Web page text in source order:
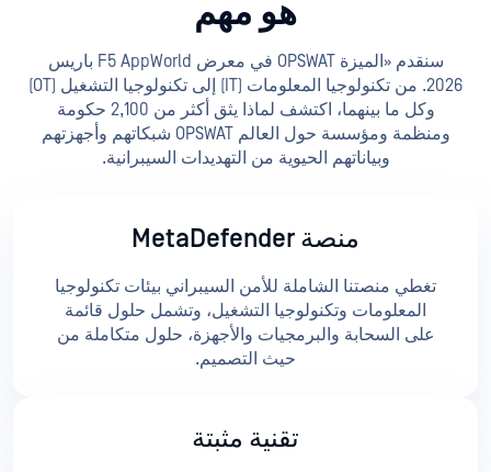
هو مهم
سنقدم «الميزة OPSWAT في معرض F5 AppWorld باريس
2026. من تكنولوجيا المعلومات (IT) إلى تكنولوجيا التشغيل (OT)
وكل ما بينهما، اكتشف لماذا يثق أكثر من 2,100 حكومة
ومنظمة ومؤسسة حول العالم OPSWAT شبكاتهم وأجهزتهم
وبياناتهم الحيوية من التهديدات السيبرانية.
منصة MetaDefender
تغطي منصتنا الشاملة للأمن السيبراني بيئات تكنولوجيا
المعلومات وتكنولوجيا التشغيل، وتشمل حلول قائمة
على السحابة والبرمجيات والأجهزة، حلول متكاملة من
حيث التصميم.
تقنية مثبتة